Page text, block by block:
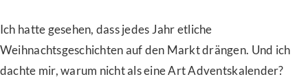
Ich hatte gesehen, dass jedes Jahr etliche
Weihnachtsgeschichten auf den Markt drängen. Und ich
dachte mir, warum nicht als eine Art Adventskalender?